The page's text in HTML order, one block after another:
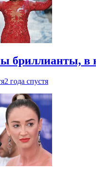
бриллианты, в
2 года спустя